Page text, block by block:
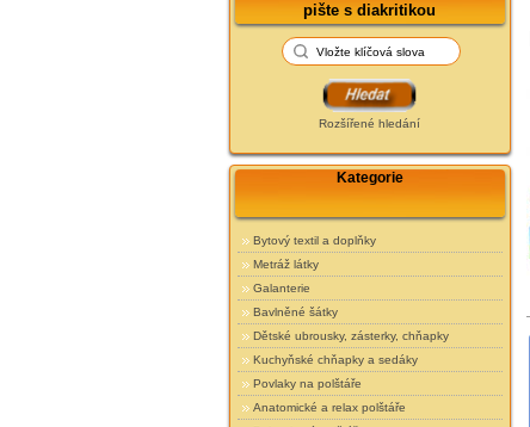
pište s diakritikou
Rozšířené hledání
Kategorie
Bytový textil a doplňky
Metráž látky
Galanterie
Bavlněné šátky
Dětské ubrousky, zásterky, chňapky
Kuchyňské chňapky a sedáky
Povlaky na polštáře
Anatomické a relax polštáře